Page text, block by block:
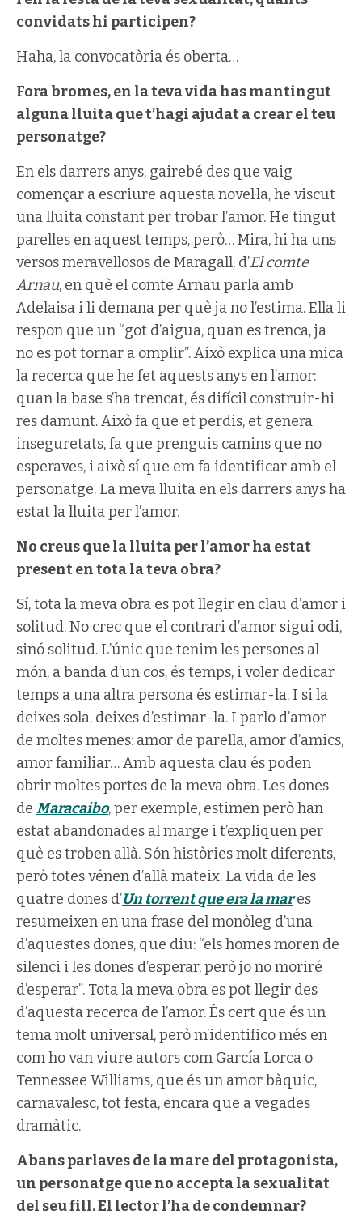
convidats hi participen?
Haha, la convocatòria és oberta…
Fora bromes, en la teva vida has mantingut
alguna lluita que t’hagi ajudat a crear el teu
personatge?
En els darrers anys, gairebé des que vaig
començar a escriure aquesta novel·la, he viscut
una lluita constant per trobar l’amor. He tingut
parelles en aquest temps, però… Mira, hi ha uns
versos meravellosos de Maragall, d’El comte
Arnau, en què el comte Arnau parla amb
Adelaisa i li demana per què ja no l’estima. Ella li
respon que un “got d’aigua, quan es trenca, ja
no es pot tornar a omplir”. Això explica una mica
la recerca que he fet aquests anys en l’amor:
quan la base s’ha trencat, és difícil construir-hi
res damunt. Això fa que et perdis, et genera
inseguretats, fa que prenguis camins que no
esperaves, i això sí que em fa identificar amb el
personatge. La meva lluita en els darrers anys ha
estat la lluita per l’amor.
No creus que la lluita per l’amor ha estat
present en tota la teva obra?
Sí, tota la meva obra es pot llegir en clau d’amor i
solitud. No crec que el contrari d’amor sigui odi,
sinó solitud. L’únic que tenim les persones al
món, a banda d’un cos, és temps, i voler dedicar
temps a una altra persona és estimar-la. I si la
deixes sola, deixes d’estimar-la. I parlo d’amor
de moltes menes: amor de parella, amor d’amics,
amor familiar… Amb aquesta clau és poden
obrir moltes portes de la meva obra. Les dones
de Maracaibo, per exemple, estimen però han
estat abandonades al marge i t’expliquen per
què es troben allà. Són històries molt diferents,
però totes vénen d’allà mateix. La vida de les
quatre dones d’Un torrent que era la mares
resumeixen en una frase del monòleg d’una
d’aquestes dones, que diu: “els homes moren de
silenci i les dones d’esperar, però jo no moriré
d’esperar”. Tota la meva obra es pot llegir des
d’aquesta recerca de l’amor. És cert que és un
tema molt universal, però m’identifico més en
com ho van viure autors com García Lorca o
Tennessee Williams, que és un amor bàquic,
carnavalesc, tot festa, encara que a vegades
dramàtic.
Abans parlaves de la mare del protagonista,
un personatge que no accepta la sexualitat
del seu fill. El lector l’ha de condemnar?